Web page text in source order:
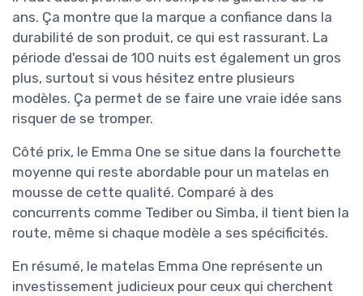
ans. Ça montre que la marque a confiance dans la
durabilité de son produit, ce qui est rassurant. La
période d'essai de 100 nuits est également un gros
plus, surtout si vous hésitez entre plusieurs
modèles. Ça permet de se faire une vraie idée sans
risquer de se tromper.
Côté prix, le Emma One se situe dans la fourchette
moyenne qui reste abordable pour un matelas en
mousse de cette qualité. Comparé à des
concurrents comme Tediber ou Simba, il tient bien la
route, même si chaque modèle a ses spécificités.
En résumé, le matelas Emma One représente un
investissement judicieux pour ceux qui cherchent